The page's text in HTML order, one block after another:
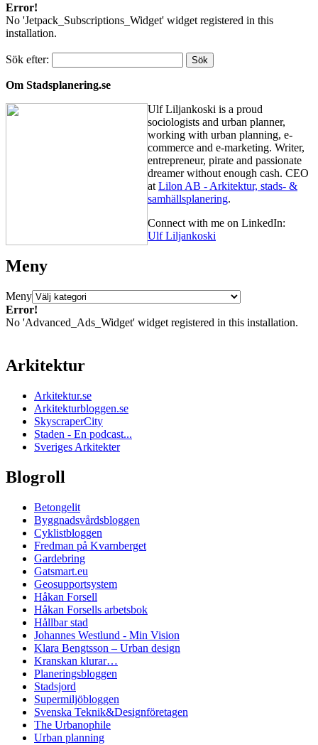
Error!
No 'Jetpack_Subscriptions_Widget' widget registered in this
installation.
Sök efter:
Om Stadsplanering.se
Ulf Liljankoski is a proud
sociologists and urban planner,
working with urban planning, e-
commerce and e-marketing. Writer,
entrepreneur, pirate and passionate
dreamer without enough cash. CEO
at Lilon AB - Arkitektur, stads- &
samhällsplanering.
Connect with me on LinkedIn:
Ulf Liljankoski
Meny
Meny
Error!
No 'Advanced_Ads_Widget' widget registered in this installation.
Arkitektur
Arkitektur.se
Arkitekturbloggen.se
SkyscraperCity
Staden - En podcast...
Sveriges Arkitekter
Blogroll
Betongelit
Byggnadsvårdsbloggen
Cyklistbloggen
Fredman på Kvarnberget
Gardebring
Gatsmart.eu
Geosupportsystem
Håkan Forsell
Håkan Forsells arbetsbok
Hållbar stad
Johannes Westlund - Min Vision
Klara Bengtsson – Urban design
Kranskan klurar…
Planeringsbloggen
Stadsjord
Supermiljöbloggen
Svenska Teknik&Designföretagen
The Urbanophile
Urban planning